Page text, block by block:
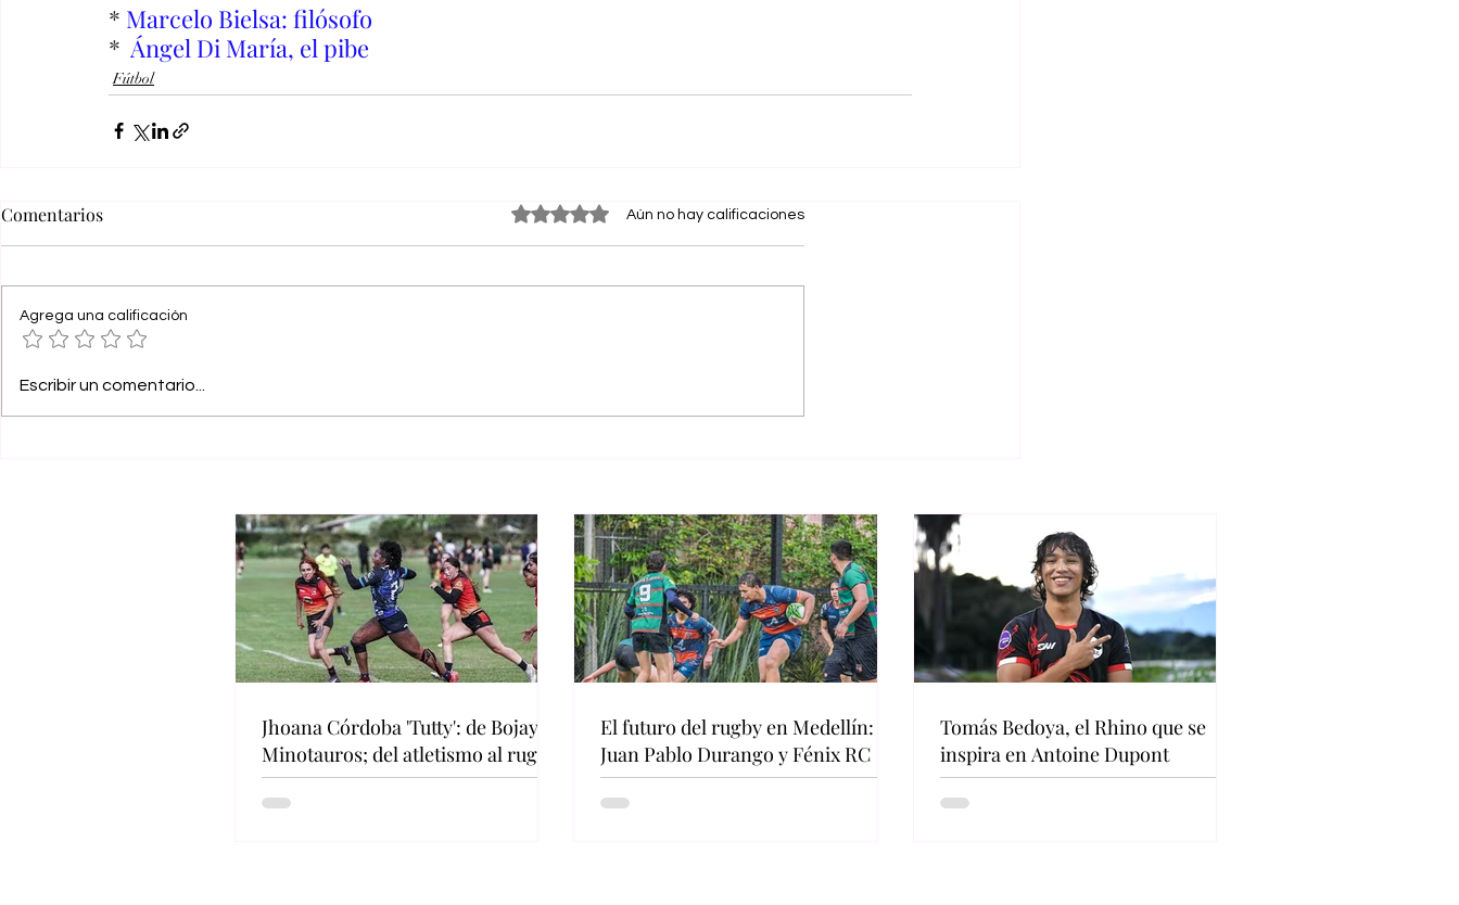
* Marcelo Bielsa: filósofo
* Ángel Di María, el pibe
Fútbol
Comentarios Obtuvo 0 de 5 estrellas.Aún no hay calificaciones
Agrega una calificación
Escribir un comentario...
Jhoana Córdoba 'Tutty': de Bojayá a
Minotauros; del atletismo al rugby
El futuro del rugby en Medellín:
Juan Pablo Durango y Fénix RC
Tomás Bedoya, el Rhino que se
inspira en Antoine Dupont